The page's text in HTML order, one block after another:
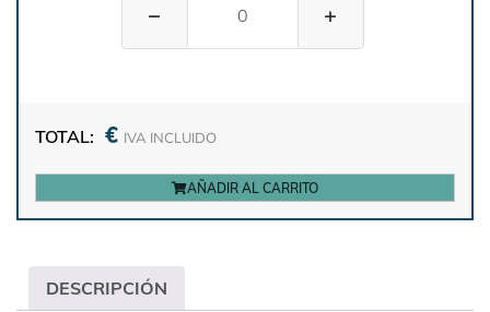
− +
TOTAL: € IVA INCLUIDO
AÑADIR AL CARRITO
DESCRIPCIÓN